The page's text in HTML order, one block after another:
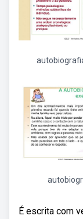
É escrita com